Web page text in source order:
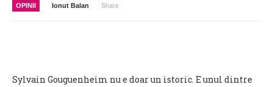
OPINII Ionut Balan Share
Sylvain Gouguenheim nu e doar un istoric. E unul dintre